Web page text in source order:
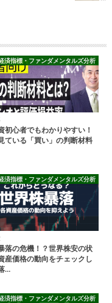
済指標・ファンダメンタルズ分析
初心者でもわかりやすい！
ている「買い」の判断材料
済指標・ファンダメンタルズ分析
落の危機！？世界株安の状
産価格の動向をチェックし
…
済指標・ファンダメンタルズ分析